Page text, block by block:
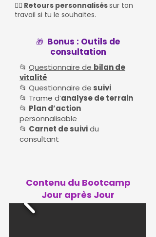
👉🏻 Retours personnaliséssur ton
travail si tu le souhaites.
🎁 Bonus : Outils de
consultation
​📂 Questionnaire de bilan de
vitalité
📂 Questionnaire de suivi
📂 Trame d’analyse de terrain
📂 Plan d’action
personnalisable
📂 Carnet de suividu
consultant
Contenu du Bootcamp
Jour après Jour